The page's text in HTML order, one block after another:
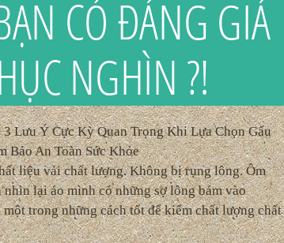
CÓ ĐÁNG GIÁ
NGHÌN ?!
Lưu Ý Cực Kỳ Quan Trọng Khi Lựa Chọn Gấu
Bảo An Toàn Sức Khỏe
liệu vải chất lượng. Không bị rụng lông. Ôm
nhìn lại áo mình có những sợ lông bám vào
trong những cách tốt để kiểm chất lượng chất